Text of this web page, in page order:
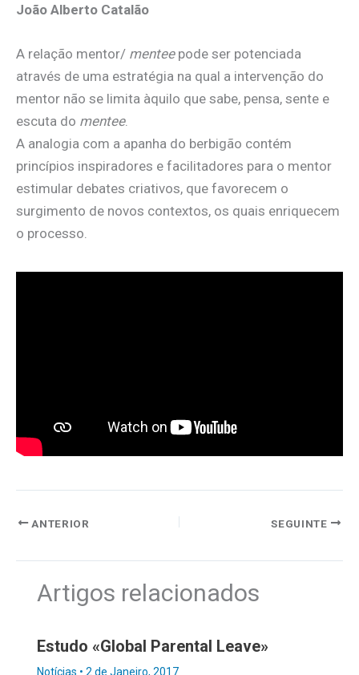
João Alberto Catalão
A relação mentor/ menteepode ser potenciada
através de uma estratégia na qual a intervenção do
mentor não se limita àquilo que sabe, pensa, sente e
escuta do mentee.
A analogia com a apanha do berbigão contém
princípios inspiradores e facilitadores para o mentor
estimular debates criativos, que favorecem o
surgimento de novos contextos, os quais enriquecem
o processo.
ANTERIOR SEGUINTE
Artigos relacionados
Estudo «Global Parental Leave»
Notícias • 2 de Janeiro, 2017